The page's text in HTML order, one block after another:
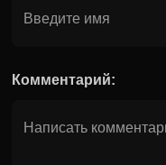
Комментарий: